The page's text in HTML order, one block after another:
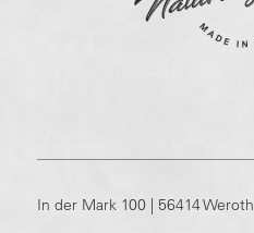
In der Mark 100 | 56414 Weroth